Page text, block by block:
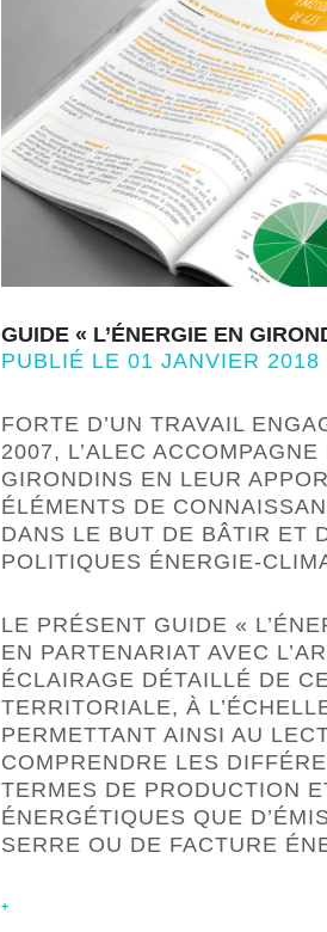
GUIDE « L’ÉNERGIE EN
PUBLIÉ LE 01 JANVIER 2018
FORTE D’UN TRAVAIL
2007, L’ALEC
GIRONDINS EN LEUR
ÉLÉMENTS DE
DANS LE BUT DE BÂTIR ET
POLITIQUES ÉNERGIE-
LE PRÉSENT GUIDE «
EN PARTENARIAT AVEC
ÉCLAIRAGE DÉTAILLÉ DE
TERRITORIALE, À
PERMETTANT AINSI AU
COMPRENDRE LES
TERMES DE PRODUCTION
ÉNERGÉTIQUES QUE
SERRE OU DE FACTURE
+